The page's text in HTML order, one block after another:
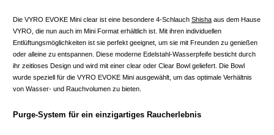
Die VYRO EVOKE Mini clear ist eine besondere 4-Schlauch Shisha aus dem Hause
VYRO, die nun auch im Mini Format erhältlich ist. Mit ihren individuellen
Entlüftungsmöglichkeiten ist sie perfekt geeignet, um sie mit Freunden zu genießen
oder alleine zu entspannen. Diese moderne Edelstahl-Wasserpfeife besticht durch
ihr zeitloses Design und wird mit einer clear oder Clear Bowl geliefert. Die Bowl
wurde speziell für die VYRO EVOKE Mini ausgewählt, um das optimale Verhältnis
von Wasser- und Rauchvolumen zu bieten.
Purge-System für ein einzigartiges Raucherlebnis